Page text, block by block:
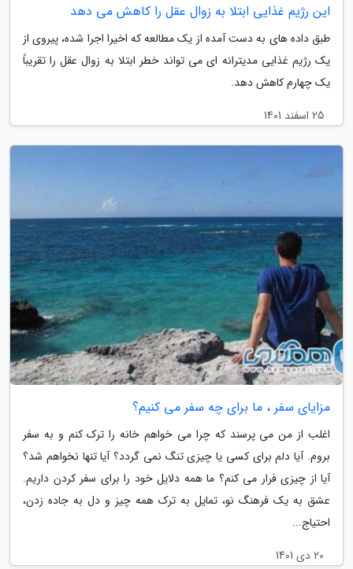
این رژیم غذایی ابتلا به زوال عقل را کاهش می دهد
طبق داده های به دست آمده از یک مطالعه که اخیرا اجرا شده، پیروی از
یک رژیم غذایی مدیترانه ای می تواند خطر ابتلا به زوال عقل را تقریباً
یک چهارم کاهش دهد.
25 اسفند 1401
مزایای سفر ، ما برای چه سفر می کنیم؟
اغلب از من می پرسند که چرا می خواهم خانه را ترک کنم و به سفر
بروم. آیا دلم برای کسی یا چیزی تنگ نمی گردد؟ آیا تنها نخواهم شد؟
آیا از چیزی فرار می کنم؟ ما همه دلایل خود را برای سفر کردن داریم.
عشق به یک فرهنگ نو، تمایل به ترک همه چیز و دل به جاده زدن،
احتیاج...
20 دی 1401